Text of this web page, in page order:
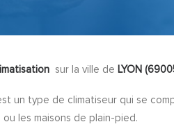
sur la ville de LYON
un type de climatiseur qui se
les maisons de plain-pied.